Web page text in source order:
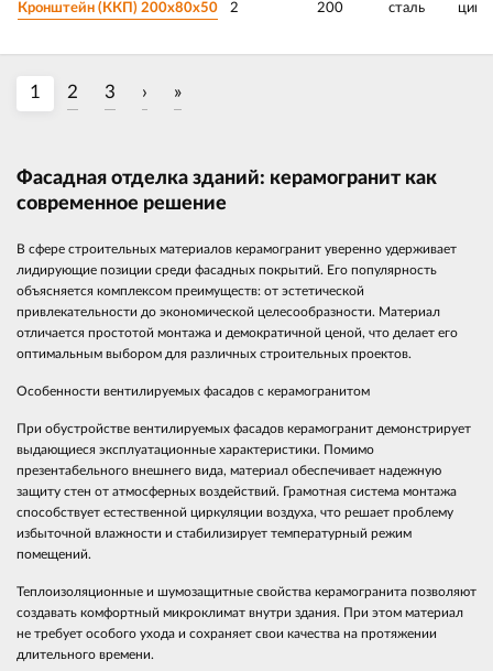
Кронштейн (ККП) 200х80х50 2 200 сталь цинк
1 2 3 › »
Фасадная отделка зданий: керамогранит как
современное решение
В сфере строительных материалов керамогранит уверенно удерживает
лидирующие позиции среди фасадных покрытий. Его популярность
объясняется комплексом преимуществ: от эстетической
привлекательности до экономической целесообразности. Материал
отличается простотой монтажа и демократичной ценой, что делает его
оптимальным выбором для различных строительных проектов.
Особенности вентилируемых фасадов с керамогранитом
При обустройстве вентилируемых фасадов керамогранит демонстрирует
выдающиеся эксплуатационные характеристики. Помимо
презентабельного внешнего вида, материал обеспечивает надежную
защиту стен от атмосферных воздействий. Грамотная система монтажа
способствует естественной циркуляции воздуха, что решает проблему
избыточной влажности и стабилизирует температурный режим
помещений.
Теплоизоляционные и шумозащитные свойства керамогранита позволяют
создавать комфортный микроклимат внутри здания. При этом материал
не требует особого ухода и сохраняет свои качества на протяжении
длительного времени.